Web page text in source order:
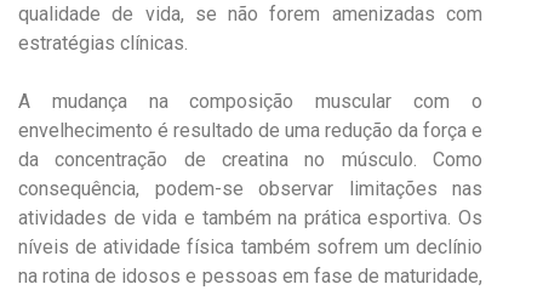
qualidade de vida, se não forem amenizadas com
estratégias clínicas.
A mudança na composição muscular com o
envelhecimento é resultado de uma redução da força e
da concentração de creatina no músculo. Como
consequência, podem-se observar limitações nas
atividades de vida e também na prática esportiva. Os
níveis de atividade física também sofrem um declínio
na rotina de idosos e pessoas em fase de maturidade,